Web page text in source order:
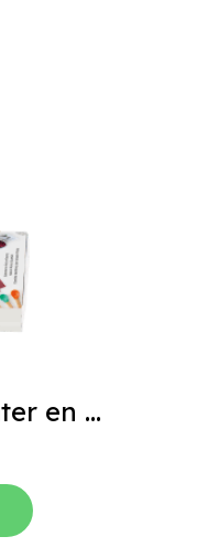
Libro Ayuda Picky Eater en casa